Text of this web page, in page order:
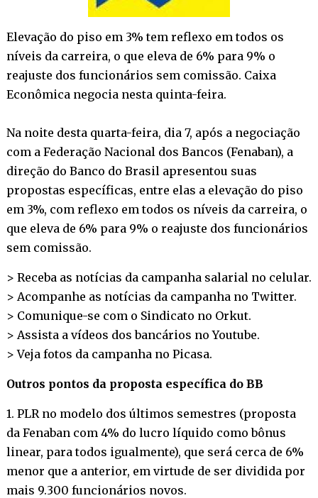
Elevação do piso em 3% tem reflexo em todos os
níveis da carreira, o que eleva de 6% para 9% o
reajuste dos funcionários sem comissão. Caixa
Econômica negocia nesta quinta-feira.
Na noite desta quarta-feira, dia 7, após a negociação
com a Federação Nacional dos Bancos (Fenaban), a
direção do Banco do Brasil apresentou suas
propostas específicas, entre elas a elevação do piso
em 3%, com reflexo em todos os níveis da carreira, o
que eleva de 6% para 9% o reajuste dos funcionários
sem comissão.
> Receba as notícias da campanha salarial no celular.
> Acompanhe as notícias da campanha no Twitter.
> Comunique-se com o Sindicato no Orkut.
> Assista a vídeos dos bancários noYoutube.
> Veja fotos da campanha no Picasa.
Outros pontos da proposta específica do BB
1. PLR no modelo dos últimos semestres (proposta
da Fenaban com 4% do lucro líquido como bônus
linear, para todos igualmente), que será cerca de 6%
menor que a anterior, em virtude de ser dividida por
mais 9.300 funcionários novos.